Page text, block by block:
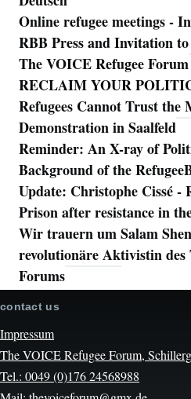
Online refugee meetings -
RBB Press and Invitation
The VOICE Refugee Forum
RECLAIM YOUR
Refugees Cannot Trust the
Demonstration in Saalfeld
Reminder: An X-ray of
Background of the
Update: Christophe Cissé
Prison after resistance in
Wir trauern um Salam
revolutionäre Aktivistin des
Forums
contact us
Impressum
The VOICE Refugee Forum,
Tel.: 0049 (0)176 24568988